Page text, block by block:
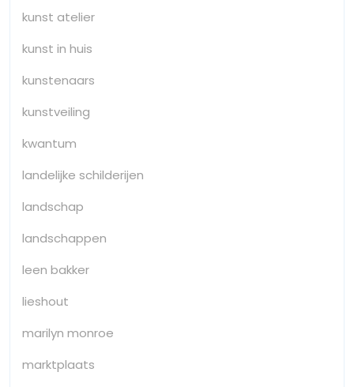
kunst atelier
kunst in huis
kunstenaars
kunstveiling
kwantum
landelijke schilderijen
landschap
landschappen
leen bakker
lieshout
marilyn monroe
marktplaats